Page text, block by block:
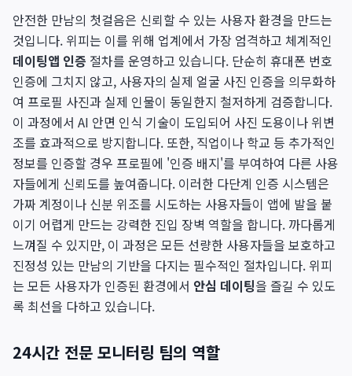
안전한 만남의 첫걸음은 신뢰할 수 있는 사용자 환경을 만드는
것입니다. 위피는 이를 위해 업계에서 가장 엄격하고 체계적인
데이팅앱 인증 절차를 운영하고 있습니다. 단순히 휴대폰 번호
인증에 그치지 않고, 사용자의 실제 얼굴 사진 인증을 의무화하
여 프로필 사진과 실제 인물이 동일한지 철저하게 검증합니다.
이 과정에서 AI 안면 인식 기술이 도입되어 사진 도용이나 위변
조를 효과적으로 방지합니다. 또한, 직업이나 학교 등 추가적인
정보를 인증할 경우 프로필에 '인증 배지'를 부여하여 다른 사용
자들에게 신뢰도를 높여줍니다. 이러한 다단계 인증 시스템은
가짜 계정이나 신분 위조를 시도하는 사용자들이 앱에 발을 붙
이기 어렵게 만드는 강력한 진입 장벽 역할을 합니다. 까다롭게
느껴질 수 있지만, 이 과정은 모든 선량한 사용자들을 보호하고
진정성 있는 만남의 기반을 다지는 필수적인 절차입니다. 위피
는 모든 사용자가 인증된 환경에서 안심 데이팅을 즐길 수 있도
록 최선을 다하고 있습니다.
24시간 전문 모니터링 팀의 역할